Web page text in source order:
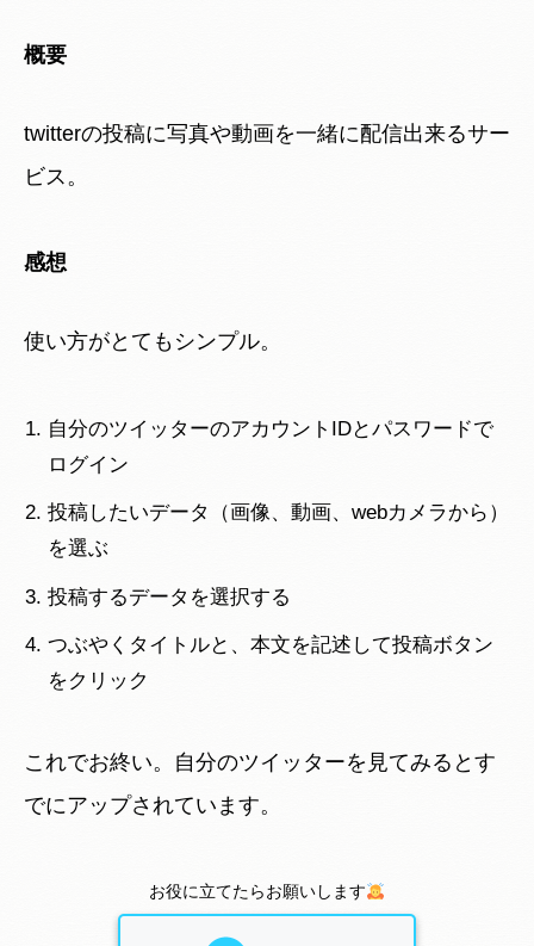
概要
twitterの投稿に写真や動画を一緒に配信出来るサー
ビス。
感想
使い方がとてもシンプル。
自分のツイッターのアカウントIDとパスワードで
ログイン
投稿したいデータ（画像、動画、webカメラから）
を選ぶ
投稿するデータを選択する
つぶやくタイトルと、本文を記述して投稿ボタン
をクリック
これでお終い。自分のツイッターを見てみるとす
でにアップされています。
お役に立てたらお願いします